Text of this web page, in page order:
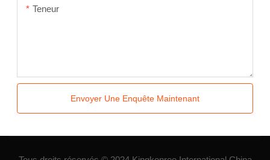
Teneur
Envoyer Une Enquête Maintenant